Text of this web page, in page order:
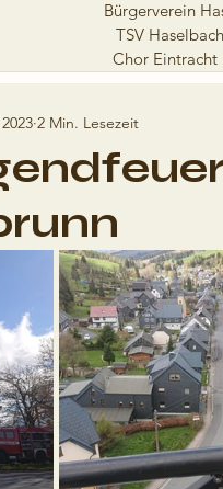
Bürgerverein
TSV
Chor Eintracht
2 Min. Lesezeit